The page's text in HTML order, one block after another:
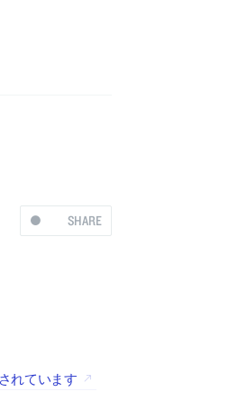
SHARE
れています